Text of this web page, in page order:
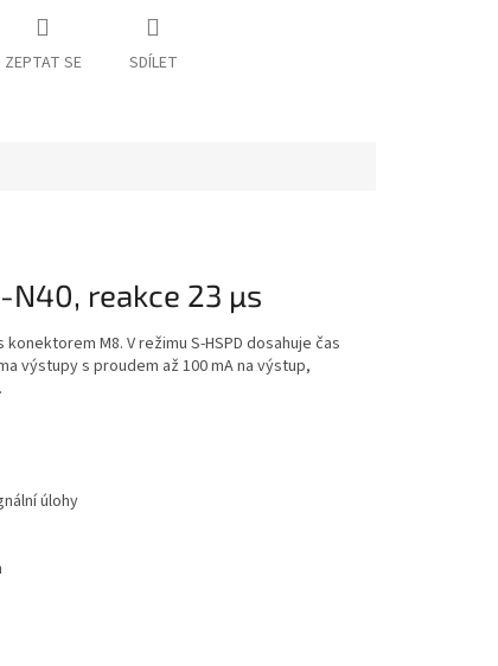
ZEPTAT SE SDÍLET
N40, reakce 23 µs
M8. V režimu S-HSPD dosahuje čas
výstupy s proudem až 100 mA na výstup,
úlohy